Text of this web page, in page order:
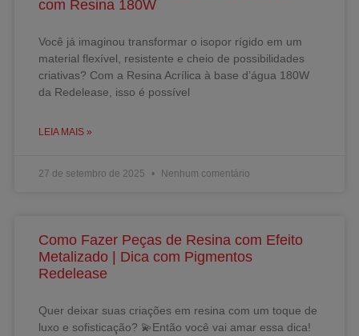
com Resina 180W
Você já imaginou transformar o isopor rígido em um
material flexível, resistente e cheio de possibilidades
criativas? Com a Resina Acrílica à base d’água 180W
da Redelease, isso é possível
LEIA MAIS »
27 de setembro de 2025 Nenhum comentário
Como Fazer Peças de Resina com Efeito
Metalizado | Dica com Pigmentos
Redelease
Quer deixar suas criações em resina com um toque de
luxo e sofisticação? 💫Então você vai amar essa dica!